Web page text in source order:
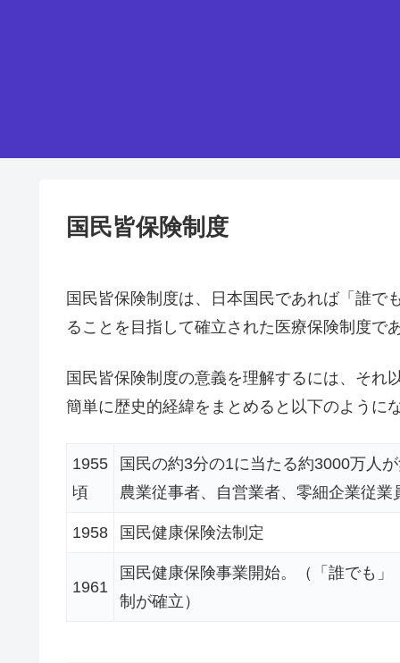
国民皆保険制度
国民皆保険制度は、日本国民であれば「誰で
ることを目指して確立された医療保険制度であ
国民皆保険制度の意義を理解するには、それ
簡単に歴史的経緯をまとめると以下のようにな
1955
頃
国民の約3分の1に当たる約3000万人
農業従事者、自営業者、零細企業従業
1958 国民健康保険法制定
1961
国民健康保険事業開始。（「誰でも
制が確立）